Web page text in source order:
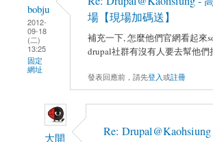
bobju
2012-
09-18
(二)
13:25
固定
網址
場【現場加碼送】
補充一下, 怎麼他們官網看起來
drupal社群有沒有人要去幫他們
發表回應前，請先登入或註冊
大開
Re: